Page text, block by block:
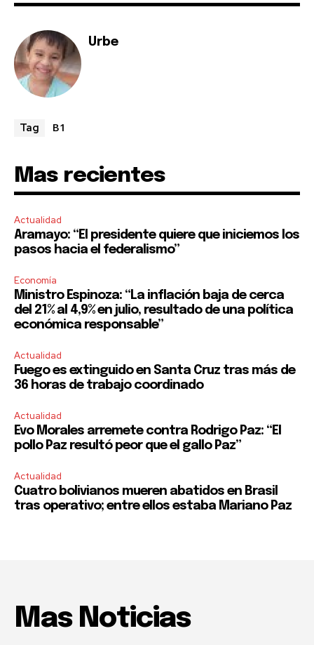
I've read and accept thePrivacy Policy.
Urbe
Tag B1
Mas recientes
Actualidad
Aramayo: “El presidente quiere que iniciemos los
pasos hacia el federalismo”
Economía
Ministro Espinoza: “La inflación baja de cerca
del 21% al 4,9% en julio, resultado de una política
económica responsable”
Actualidad
Fuego es extinguido en Santa Cruz tras más de
36 horas de trabajo coordinado
Actualidad
Evo Morales arremete contra Rodrigo Paz: “El
pollo Paz resultó peor que el gallo Paz”
Actualidad
Cuatro bolivianos mueren abatidos en Brasil
tras operativo; entre ellos estaba Mariano Paz
Mas Noticias